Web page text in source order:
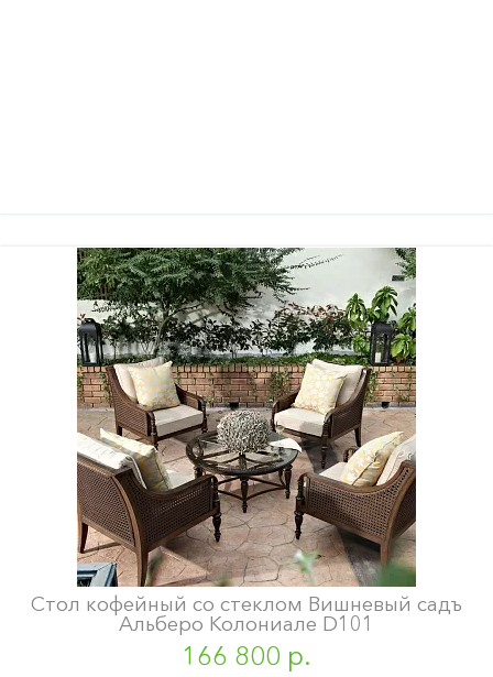
Стол кофейный со стеклом Вишневый садъ
Альберо Колониале D101
166 800 р.